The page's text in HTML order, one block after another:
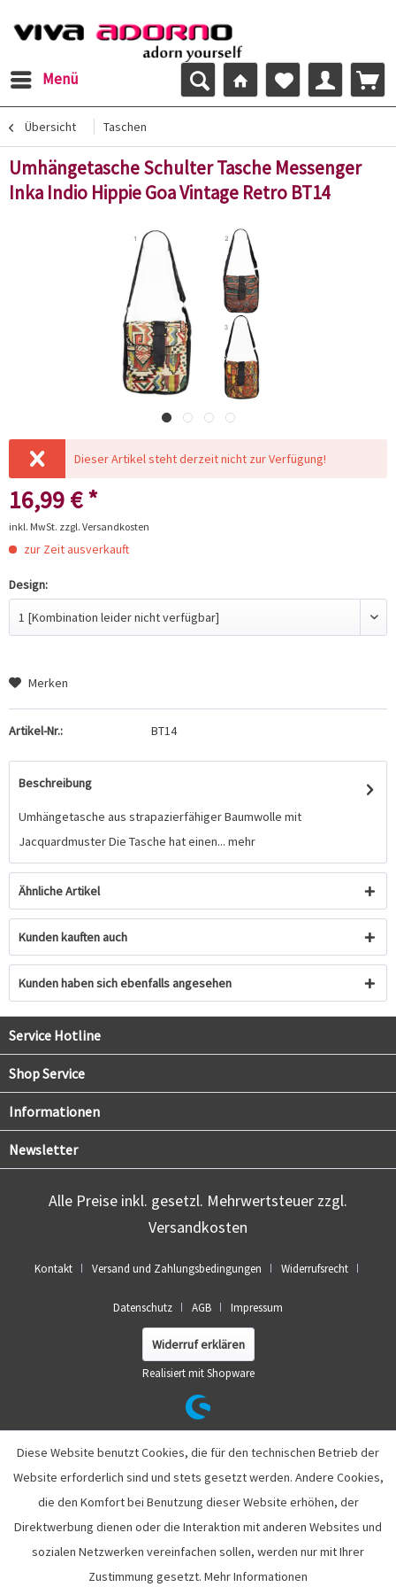
Menü
Übersicht Taschen
Umhängetasche Schulter Tasche Messenger
Inka Indio Hippie Goa Vintage Retro BT14
Dieser Artikel steht derzeit nicht zur Verfügung!
16,99 € *
inkl. MwSt. zzgl. Versandkosten
zur Zeit ausverkauft
Design:
Merken
Artikel-Nr.: BT14
Beschreibung
Umhängetasche aus strapazierfähiger Baumwolle mit
Jacquardmuster Die Tasche hat einen... mehr
Ähnliche Artikel
Kunden kauften auch
Kunden haben sich ebenfalls angesehen
Service Hotline
Shop Service
Informationen
Newsletter
Alle Preise inkl. gesetzl. Mehrwertsteuer zzgl.
Versandkosten
Kontakt Versand und Zahlungsbedingungen Widerrufsrecht
Datenschutz AGB Impressum
Widerruf erklären
Realisiert mit Shopware
Diese Website benutzt Cookies, die für den technischen Betrieb der
Website erforderlich sind und stets gesetzt werden. Andere Cookies,
die den Komfort bei Benutzung dieser Website erhöhen, der
Direktwerbung dienen oder die Interaktion mit anderen Websites und
sozialen Netzwerken vereinfachen sollen, werden nur mit Ihrer
Zustimmung gesetzt. Mehr Informationen